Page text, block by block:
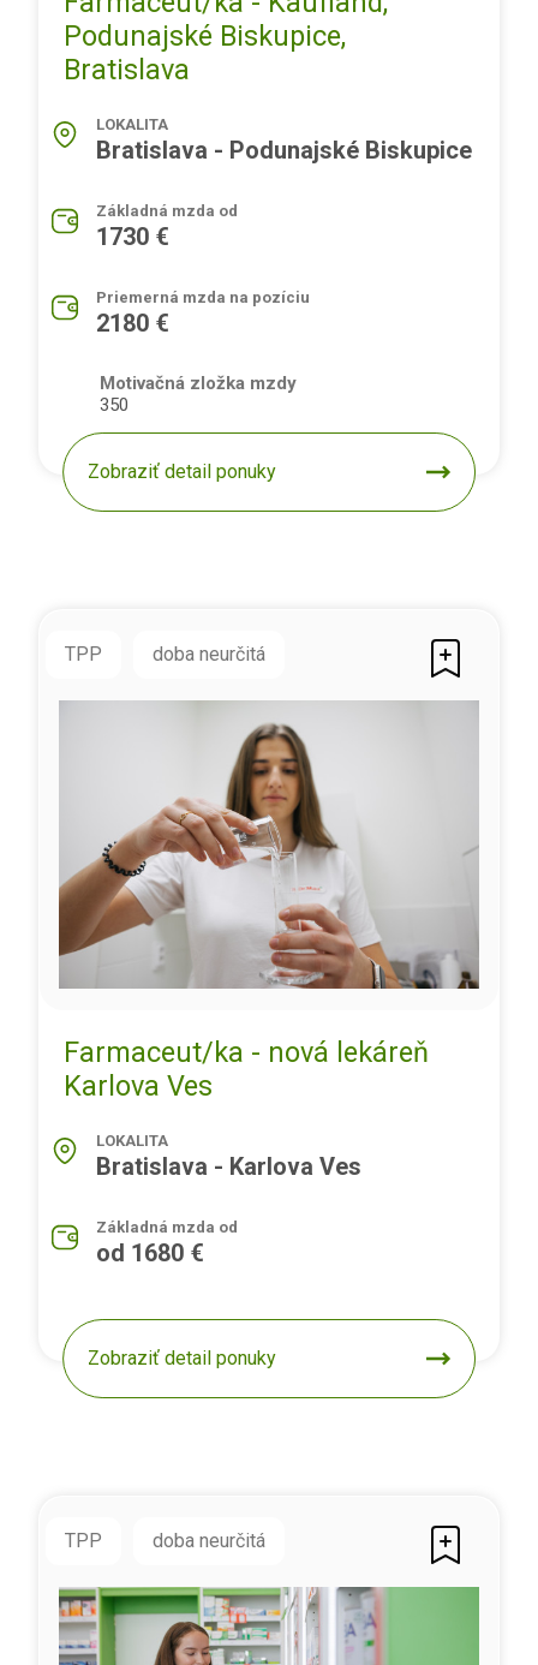
Podunajské Biskupice,
Bratislava
LOKALITA
Bratislava - Podunajské Biskupice
Základná mzda od
1730 €
Priemerná mzda na pozíciu
2180 €
Motivačná zložka mzdy
350
Zobraziť detail ponuky
TPP doba neurčitá
Farmaceut/ka - nová lekáreň
Karlova Ves
LOKALITA
Bratislava - Karlova Ves
Základná mzda od
od 1680 €
Zobraziť detail ponuky
TPP doba neurčitá